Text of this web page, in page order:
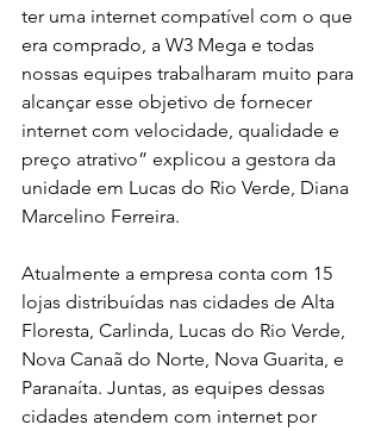
ter uma internet compatível com o que
era comprado, a W3 Mega e todas
nossas equipes trabalharam muito para
alcançar esse objetivo de fornecer
internet com velocidade, qualidade e
preço atrativo” explicou a gestora da
unidade em Lucas do Rio Verde, Diana
Marcelino Ferreira.
Atualmente a empresa conta com 15
lojas distribuídas nas cidades de Alta
Floresta, Carlinda, Lucas do Rio Verde,
Nova Canaã do Norte, Nova Guarita, e
Paranaíta. Juntas, as equipes dessas
cidades atendem com internet por